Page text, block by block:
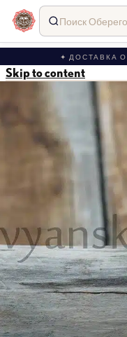
✦ ДОСТАВКА
Skip to content
Поиск